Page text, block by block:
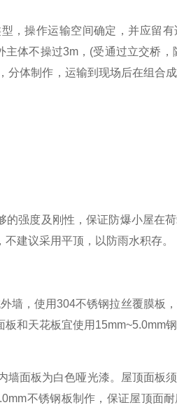
，操作运输空间确定，并应留
体不操过3m，(受通过立交桥
体制作，运输到现场后在组合
强度及刚性，保证防爆小屋在
建议采用平顶，以防雨水积存。
墙，使用304不锈钢拉丝覆膜板
和天花板宜使用15mm~5.0mm
面板为白色哑光漆。屋顶面板
不锈钢板制作，保证屋顶面